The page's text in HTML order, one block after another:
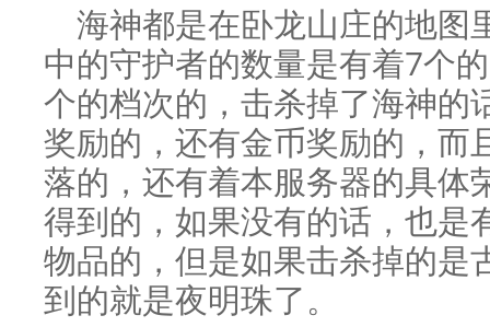
海神都是在卧龙山庄的地图
中的守护者的数量是有着7个
个的档次的，击杀掉了海神的
奖励的，还有金币奖励的，而
落的，还有着本服务器的具体
得到的，如果没有的话，也是
物品的，但是如果击杀掉的是
到的就是夜明珠了。